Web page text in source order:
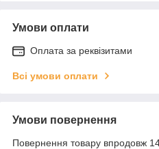
Умови оплати
Оплата за реквізитами
Всі умови оплати
Умови повернення
Повернення товару впродовж